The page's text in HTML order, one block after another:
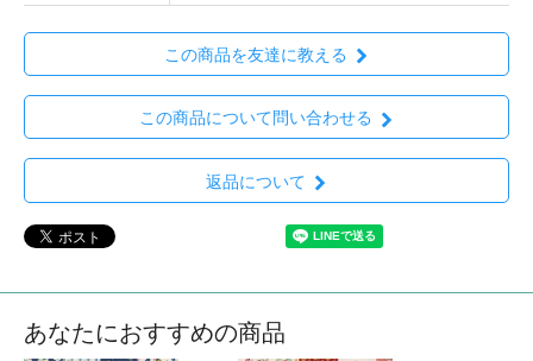
この商品を友達に教える
この商品について問い合わせる
返品について
あなたにおすすめの商品